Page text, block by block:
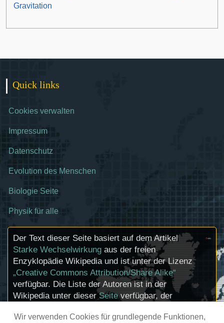
Wir verwenden Cookies für grundlegende Funktionen,
Gravitation
Quick links
Cookies verwalten
Impressum
Datenschutz
Evolution des Menschen
Biologie Seite
Physik für alle
Der Text dieser Seite basiert auf dem Artikel
Starke Wechselwirkung aus der freien
Enzyklopädie Wikipedia und ist unter der Lizenz
„Creative Commons Attribution/Share Alike“
verfügbar. Die Liste der Autoren ist in der
Wikipedia unter dieserSeiteverfügbar, der
Informationen zu den Urhebern und zum